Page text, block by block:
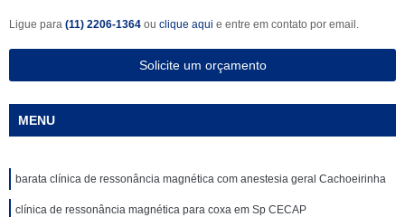
Ligue para (11) 2206-1364 ou clique aqui e entre em contato por email.
Solicite um orçamento
MENU
barata clínica de ressonância magnética com anestesia geral Cachoeirinha
clínica de ressonância magnética para coxa em Sp CECAP